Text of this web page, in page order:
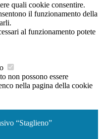
quali cookie consentire.
il funzionamento della
al funzionamento potete
non possono essere
nella pagina della cookie
“Staglieno”